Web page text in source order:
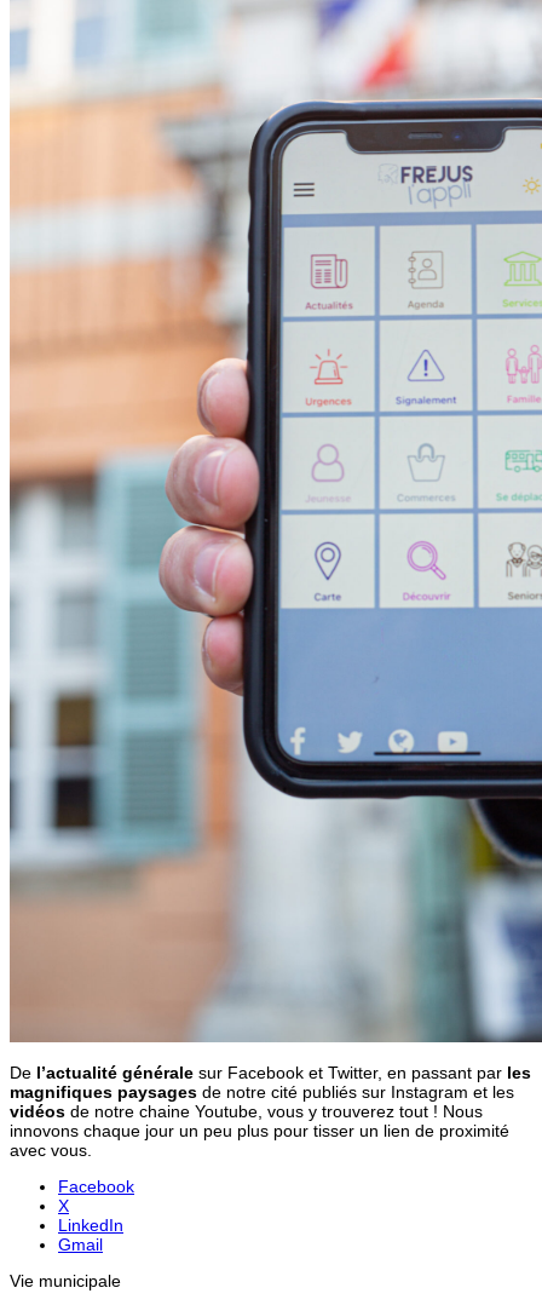
De l’actualité générale sur Facebook et Twitter, en passant par les
magnifiques paysages de notre cité publiés sur Instagram et les
vidéos de notre chaine Youtube, vous y trouverez tout ! Nous
innovons chaque jour un peu plus pour tisser un lien de proximité
avec vous.
Facebook
X
LinkedIn
Gmail
Vie municipale